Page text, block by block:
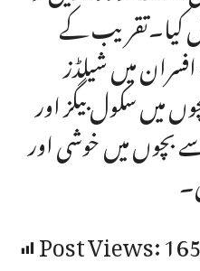
کیا۔تقریب کے
میں شیلڈز
میں سکول بیگز اور
میں خوشی اور
Post Views:165